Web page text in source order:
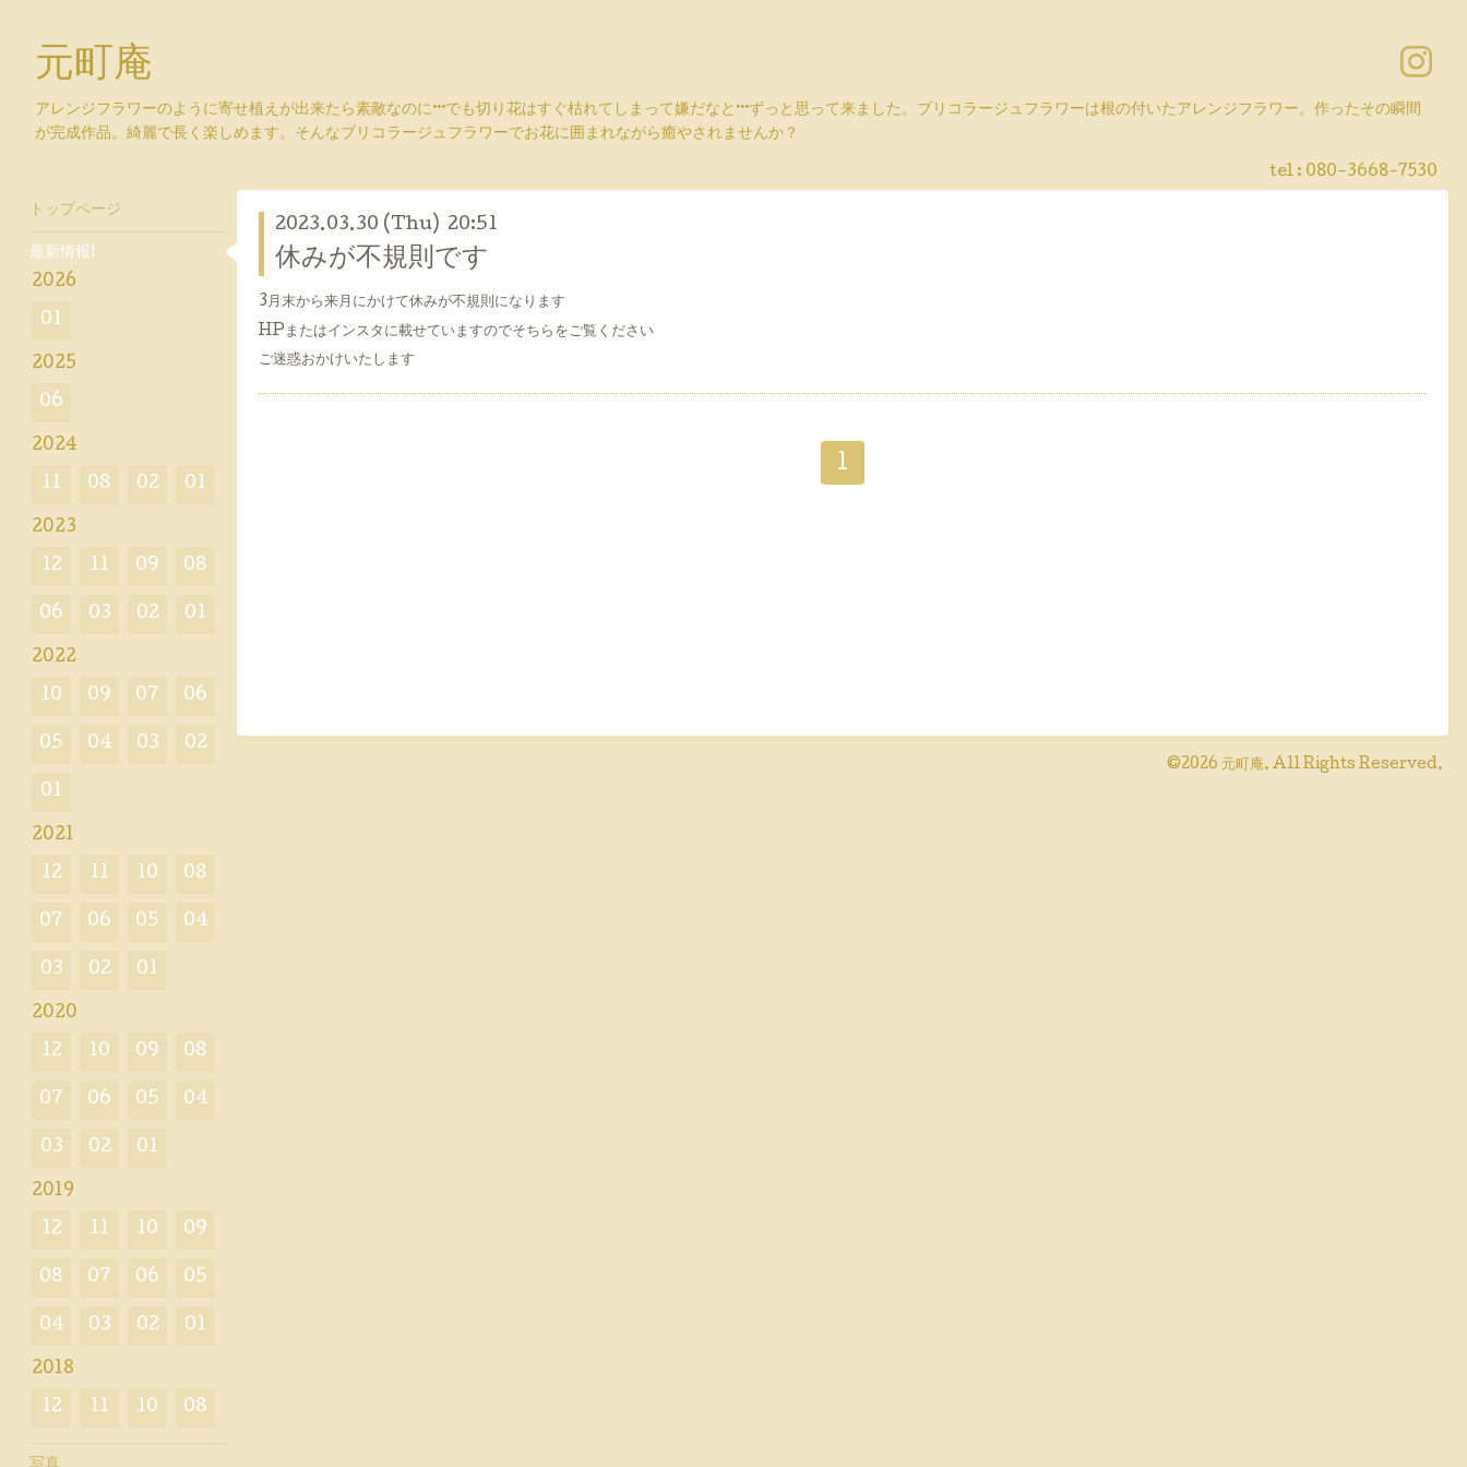
元町庵
アレンジフラワーのように寄せ植えが出来たら素敵なのに···でも切り花はすぐ枯れてしまって嫌だなと···ずっと思って来ました。ブリコラージュフラワーは根の付いたアレンジフラワー。作ったその瞬間
が完成作品。綺麗で長く楽しめます。そんなブリコラージュフラワーでお花に囲まれながら癒やされませんか？
tel : 080-3668-7530
2023.03.30 (Thu) 20:51
休みが不規則です
3月末から来月にかけて休みが不規則になります
HPまたはインスタに載せていますのでそちらをご覧ください
ご迷惑おかけいたします
1
©2026 元町庵. All Rights Reserved.
トップページ
最新情報!
2026
01
2025
06
2024
11 08 02 01
2023
12 11 09 08
06 03 02 01
2022
10 09 07 06
05 04 03 02
01
2021
12 11 10 08
07 06 05 04
03 02 01
2020
12 10 09 08
07 06 05 04
03 02 01
2019
12 11 10 09
08 07 06 05
04 03 02 01
2018
12 11 10 08